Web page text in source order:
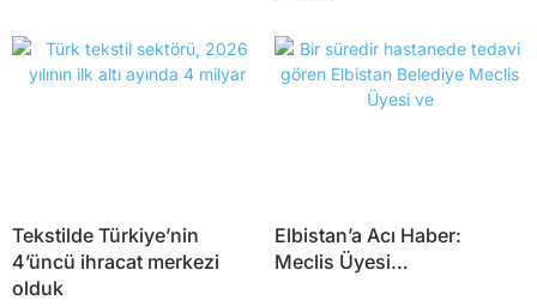
Tekstilde Türkiye’nin
4’üncü ihracat merkezi
olduk
Elbistan’a Acı Haber:
Meclis Üyesi…